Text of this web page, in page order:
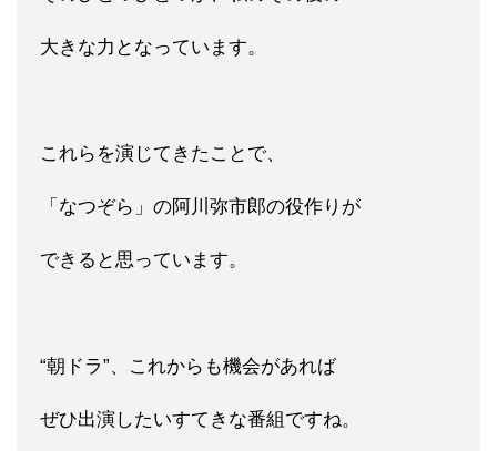
大きな力となっています。
これらを演じてきたことで、
「なつぞら」の阿川弥市郎の役作りが
できると思っています。
“朝ドラ”、これからも機会があれば
ぜひ出演したいすてきな番組ですね。